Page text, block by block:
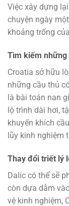
Việc xây dựng
chuyện ngày
khoảng trống
Tìm kiếm những
Croatia sở hữu
những cầu thủ
là bài toán nan
lộ trình dài hơi,
khuyến khích
lũy kinh nghiệm
Thay đổi triết lý
Dalic có thể sẽ
còn dựa dẫm
vệ kinh nghiệm,